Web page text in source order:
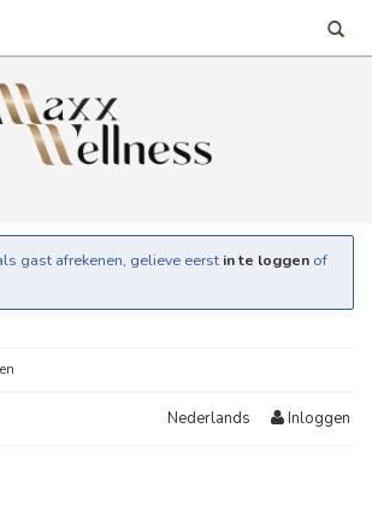
gast afrekenen, gelieve eerst in te loggen of
Nederlands Inloggen